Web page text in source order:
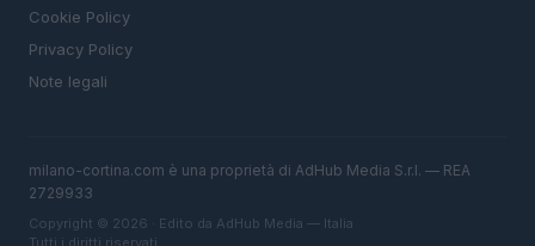
Cookie Policy
Privacy Policy
Note legali
milano-cortina.com è una proprietà di AdHub Media S.r.l. — REA
2729933
Copyright © 2026 · Edito da AdHub Media — Italia
Tutti i diritti riservati